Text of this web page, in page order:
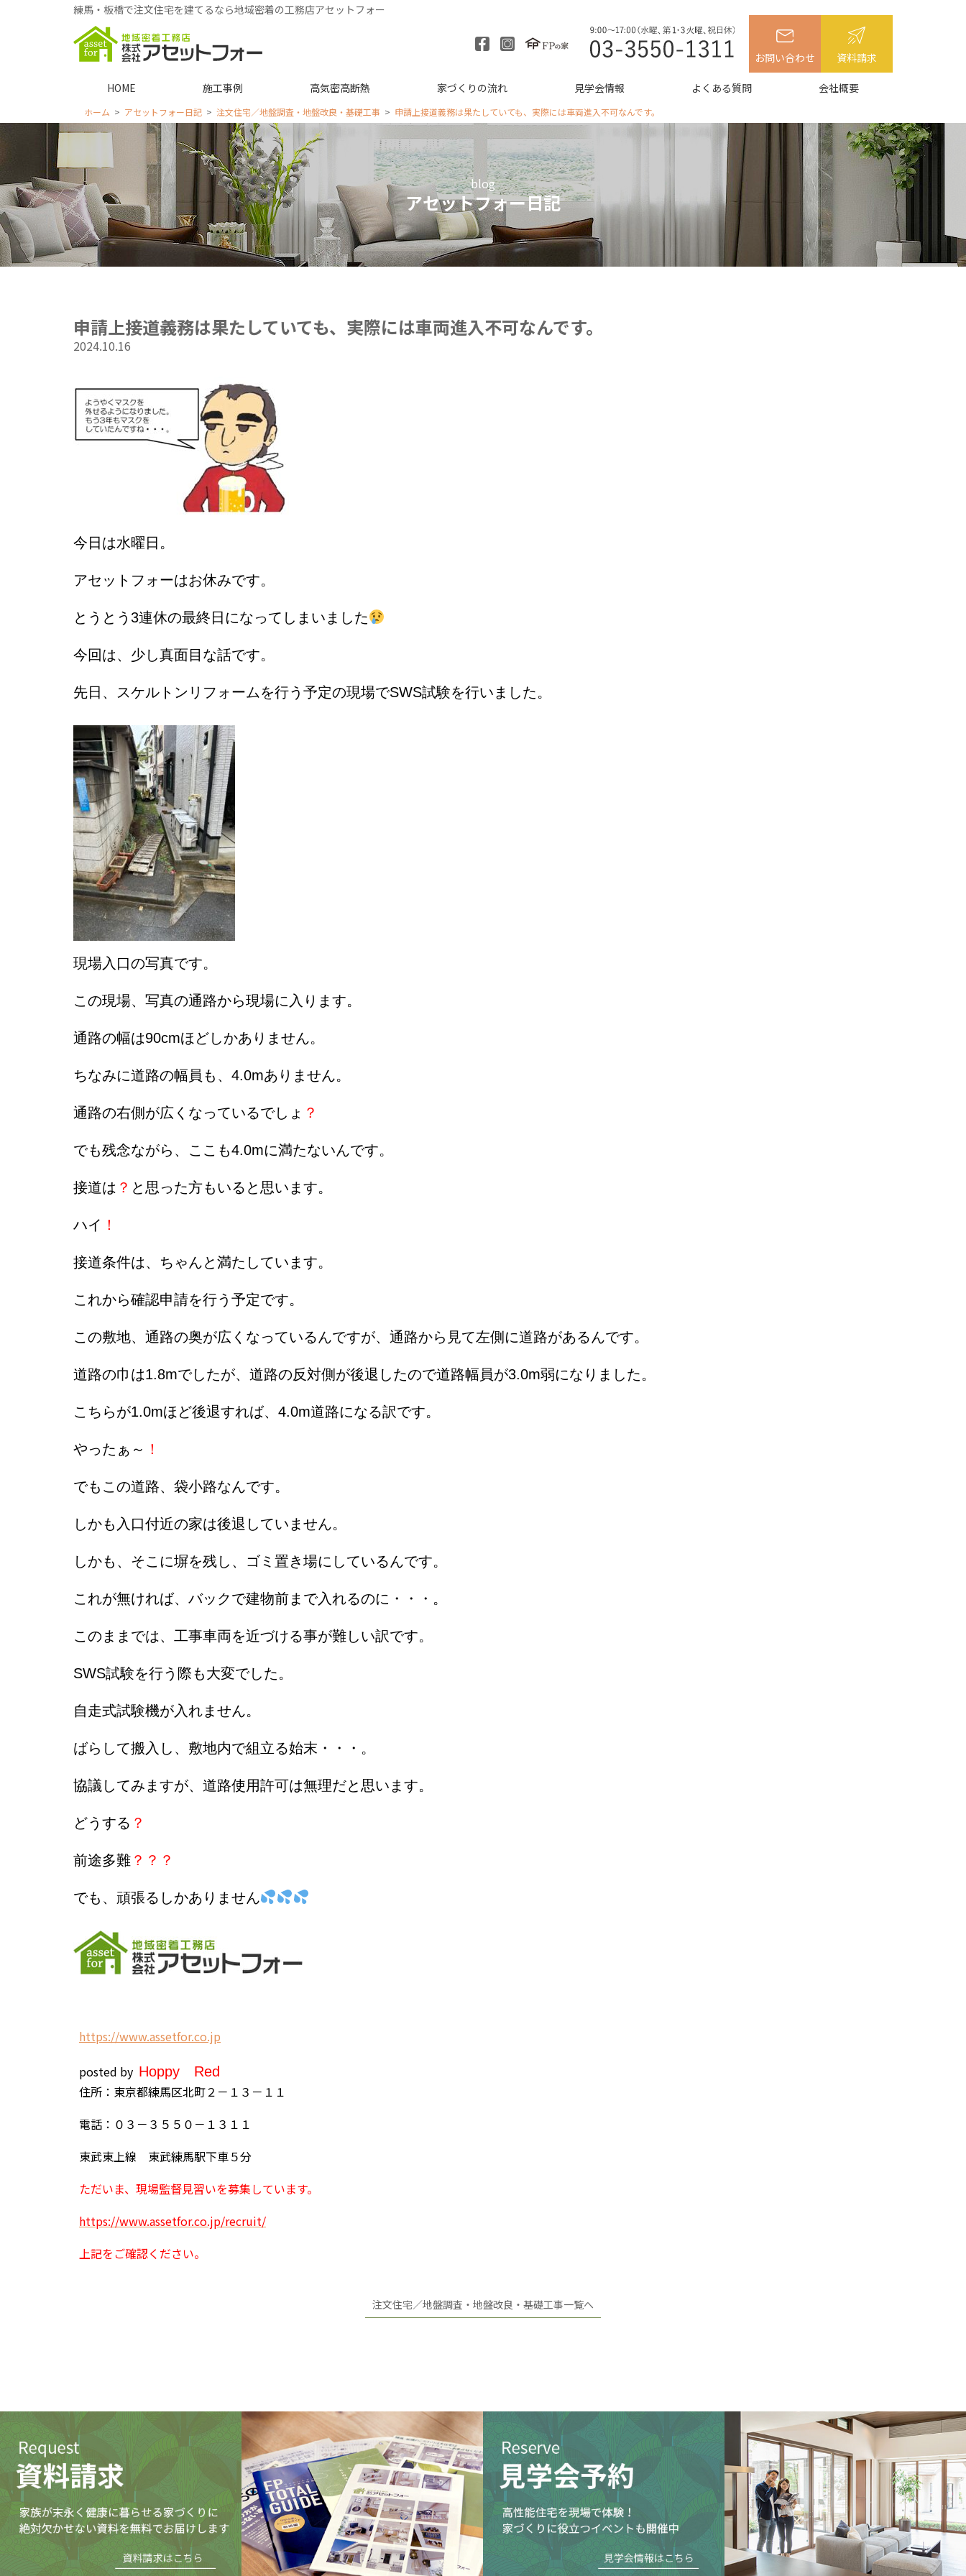
練馬・板橋で注文住宅を建てるなら地域密着の工務店アセットフォー
お問い合わせ 資料請求
HOME 施工事例 高気密高断熱 家づくりの流れ 見学会情報 よくある質問 会社概要
ホーム アセットフォー日記 注文住宅／地盤調査・地盤改良・基礎工事 申請上接道義務は果たしていても、実際には車両進入不可なんです。
blog
アセットフォー日記
申請上接道義務は果たしていても、実際には車両進入不可なんです。
2024.10.16
今日は水曜日。
アセットフォーはお休みです。
とうとう 3連休の最終日になってしまいました
今回は、少し真面目な話です。
先日、スケルトンリフォームを行う予定の現場でSWS試験を行いました。
現場入口の写真です。
この現場、写真の通路から現場に入ります。
通路の幅は90cmほどしかありません。
ちなみに道路の幅員も、4.0mありません。
通路の右側が広くなっているでしょ ？
でも残念ながら、ここも4.0mに満たないんです。
接道は ？ と思った方もいると思います。
ハイ ！
接道条件は、ちゃんと満たしています。
これから確認申請を行う予定です。
この敷地、通路の奥が広くなっているんですが、通路から見て左側に道路があるんです。
道路の巾は1.8mでしたが、道路の反対側が後退したので道路幅員が3.0m弱になりました。
こちらが1.0mほど後退すれば、4.0m道路になる訳です。
やったぁ～ ！
でもこの道路、袋小路なんです。
しかも入口付近の家は後退していません。
しかも、そこに塀を残し、ゴミ置き場にしているんです。
これが無ければ、バックで建物前まで入れるのに・・・。
このままでは、工事車両を近づける事が難しい訳です。
SWS試験を行う際も大変でした。
自走式試験機が入れません。
ばらして搬入し、敷地内で組立る始末・・・。
協議してみますが、道路使用許可は無理だと思います。
どうする ？
前途多難 ？？？
でも、頑張るしかありません
https://www.assetfor.co.jp
posted by Hoppy Red
住所：東京都練馬区北町２－１３－１１
電話：０３－３５５０－１３１１
東武東上線 東武練馬駅下車５分
ただいま、現場監督見習いを募集しています。
https://www.assetfor.co.jp/recruit/
上記をご確認ください。
注文住宅／地盤調査・地盤改良・基礎工事一覧へ